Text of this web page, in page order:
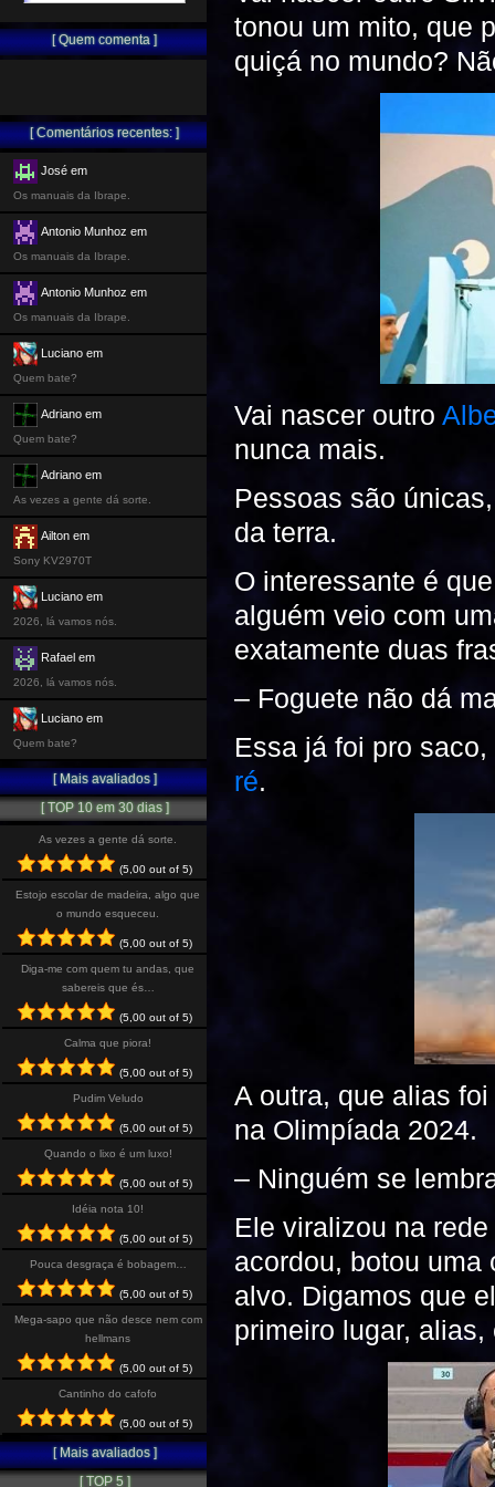
tonou um mito, que
quiçá no mundo?
Vai nascer outro
nunca mais.
Pessoas são
da terra.
O interessante é
alguém veio com
exatamente duas
– Foguete não dá
Essa já foi pro
ré.
A outra, que alias
na Olimpíada 2024.
– Ninguém se
Ele viralizou na
acordou, botou
alvo. Digamos que
primeiro lugar,
[ Quem comenta ]
[ Comentários recentes: ]
José em
Os manuais da Ibrape.
Antonio Munhoz em
Os manuais da Ibrape.
Antonio Munhoz em
Os manuais da Ibrape.
Luciano em
Quem bate?
Adriano em
Quem bate?
Adriano em
As vezes a gente dá sorte.
Ailton em
Sony KV2970T
Luciano em
2026, lá vamos nós.
Rafael em
2026, lá vamos nós.
Luciano em
Quem bate?
[ Mais avaliados ]
[ TOP 10 em 30 dias ]
As vezes a gente dá sorte.
(5,00 out of 5)
Estojo escolar de madeira, algo que
o mundo esqueceu.
(5,00 out of 5)
Diga-me com quem tu andas, que
sabereis que és…
(5,00 out of 5)
Calma que piora!
(5,00 out of 5)
Pudim Veludo
(5,00 out of 5)
Quando o lixo é um luxo!
(5,00 out of 5)
Idéia nota 10!
(5,00 out of 5)
Pouca desgraça é bobagem…
(5,00 out of 5)
Mega-sapo que não desce nem com
hellmans
(5,00 out of 5)
Cantinho do cafofo
(5,00 out of 5)
[ Mais avaliados ]
[ TOP 5 ]